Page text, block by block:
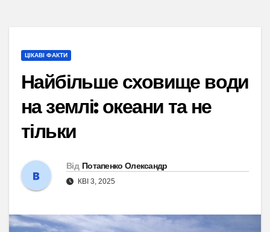
ЦІКАВІ ФАКТИ
Найбільше сховище води
на землі: океани та не
тільки
Від Потапенко Олександр
КВІ 3, 2025